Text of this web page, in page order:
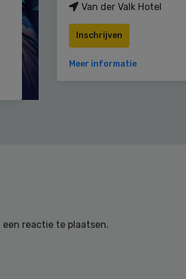
Van der Valk Hotel
Inschrijven
Meer informatie
een reactie te plaatsen.